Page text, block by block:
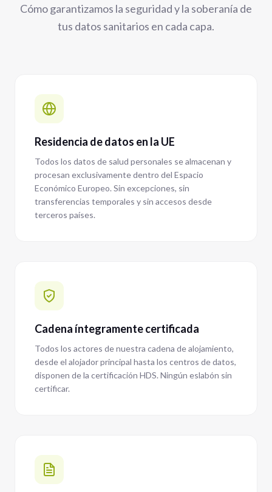
Cómo garantizamos la seguridad y la soberanía de
tus datos sanitarios en cada capa.
Residencia de datos en la UE
Todos los datos de salud personales se almacenan y
procesan exclusivamente dentro del Espacio
Económico Europeo. Sin excepciones, sin
transferencias temporales y sin accesos desde
terceros países.
Cadena íntegramente certificada
Todos los actores de nuestra cadena de alojamiento,
desde el alojador principal hasta los centros de datos,
disponen de la certificación HDS. Ningún eslabón sin
certificar.